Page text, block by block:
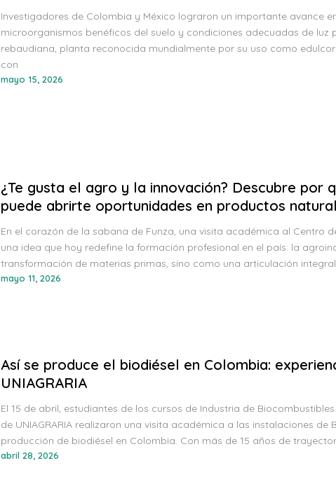
Investigadores de Colombia y México lograron un importante avance
microorganismos benéficos del suelo y condiciones adecuadas de
rebaudiana, planta reconocida mundialmente por su uso como
con
mayo 15, 2026
¿Te gusta el agro y la innovación? Descubre por
puede abrirte oportunidades en productos
En el corazón de la sabana de Funza, una visita académica al Centro
una idea que hoy redefine la formación profesional en el país: la
transformación de materias primas, sino como una articulación
mayo 11, 2026
Así se produce el biodiésel en Colombia:
UNIAGRARIA
El 15 de abril, estudiantes de los cursos de Industria de
de UNIAGRARIA realizaron una visita académica a las instalaciones
producción de biodiésel en Colombia. Con más de 15 años de
abril 28, 2026